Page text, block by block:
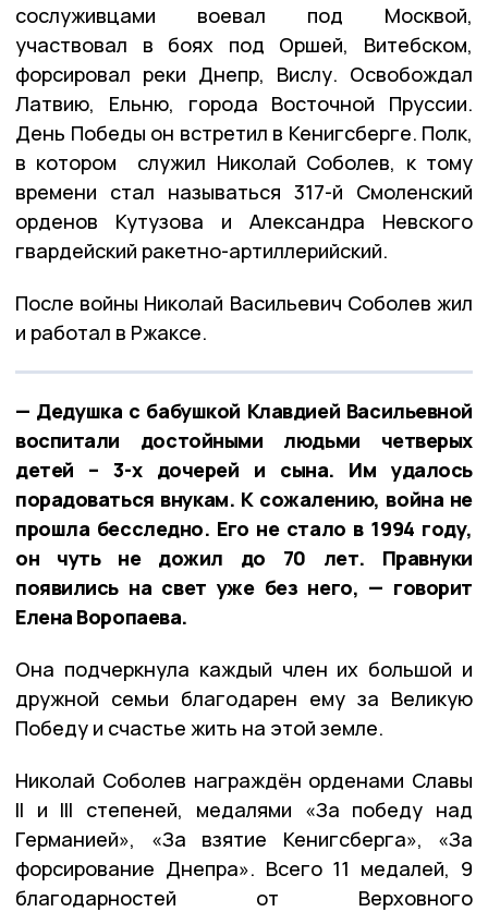
сослуживцами воевал под Москвой,
участвовал в боях под Оршей, Витебском,
форсировал реки Днепр, Вислу. Освобождал
Латвию, Ельню, города Восточной Пруссии.
День Победы он встретил в Кенигсберге. Полк,
в котором служил Николай Соболев, к тому
времени стал называться 317-й Смоленский
орденов Кутузова и Александра Невского
гвардейский ракетно-артиллерийский.
После войны Николай Васильевич Соболев жил
и работал в Ржаксе.
— Дедушка с бабушкой Клавдией Васильевной
воспитали достойными людьми четверых
детей – 3-х дочерей и сына. Им удалось
порадоваться внукам. К сожалению, война не
прошла бесследно. Его не стало в 1994 году,
он чуть не дожил до 70 лет. Правнуки
появились на свет уже без него, — говорит
Елена Воропаева.
Она подчеркнула каждый член их большой и
дружной семьи благодарен ему за Великую
Победу и счастье жить на этой земле.
Николай Соболев награждён орденами Славы
II и III степеней, медалями «За победу над
Германией», «За взятие Кенигсберга», «За
форсирование Днепра». Всего 11 медалей, 9
благодарностей от Верховного